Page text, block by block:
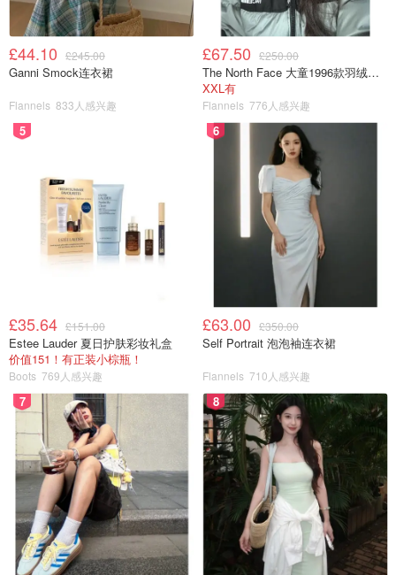
£44.10 £245.00
Ganni Smock连衣裙
Flannels 833人感兴趣
£67.50 £250.00
The North Face 大童1996款羽绒夹克
XXL有
Flannels 776人感兴趣
5
£35.64 £151.00
Estee Lauder 夏日护肤彩妆礼盒
价值151！有正装小棕瓶！
Boots 769人感兴趣
6
£63.00 £350.00
Self Portrait 泡泡袖连衣裙
Flannels 710人感兴趣
7 8